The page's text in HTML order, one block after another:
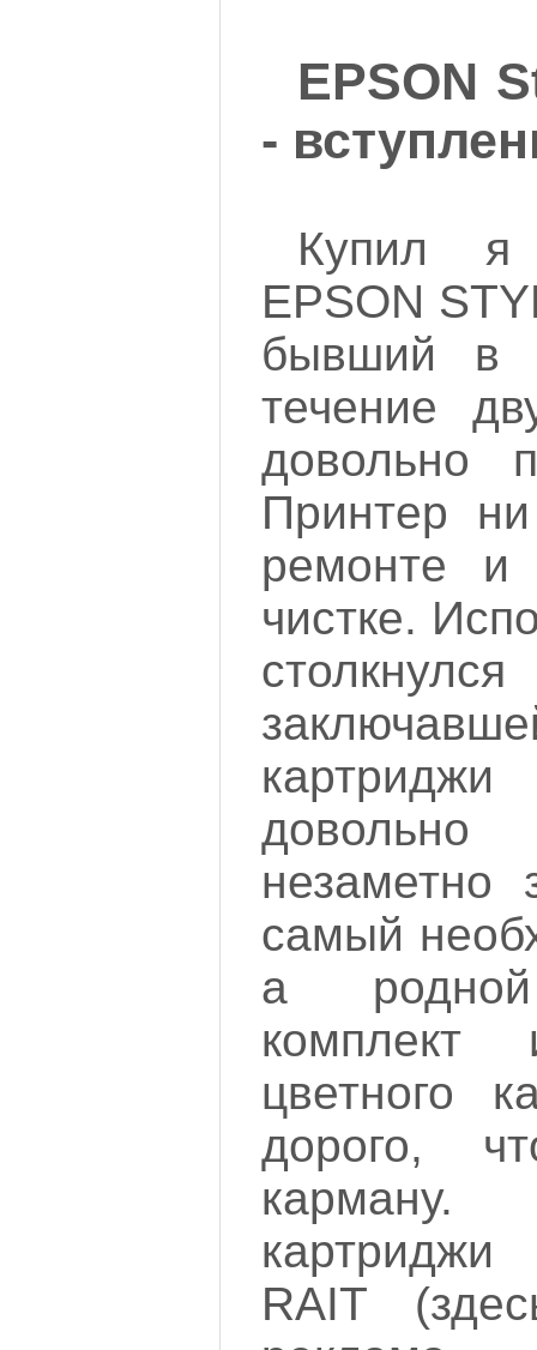
EPSON
-
Купил я
EPSON
бывший в
течение
довольно
Принтер
ремонте и
чистке.
незаметно
самый
а
цветного
дорого,
RAIT